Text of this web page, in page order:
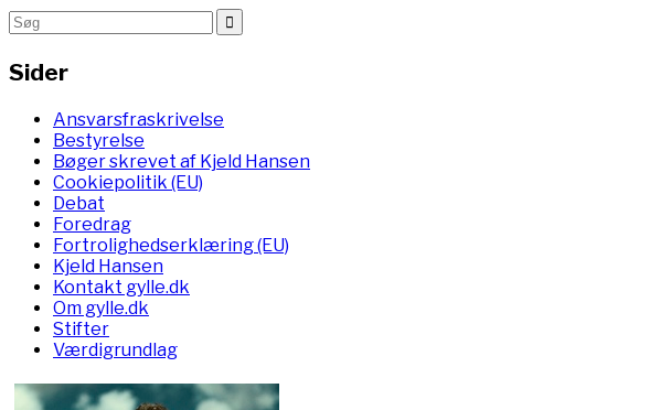
Sider
Ansvarsfraskrivelse
Bestyrelse
Bøger skrevet af Kjeld Hansen
Cookiepolitik (EU)
Debat
Foredrag
Fortrolighedserklæring (EU)
Kjeld Hansen
Kontakt gylle.dk
Om gylle.dk
Stifter
Værdigrundlag